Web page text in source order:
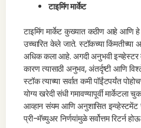
टाइमिंग मार्केट
टाइमिंग मार्केट कुख्यात कठीण आहे आणि
उच्चारित केले जाते. स्टॉकच्या किंमतीच्या
अधिक कला आहे. अगदी अनुभवी
कारण त्यासाठी अनुभव, अंतर्दृष्टी आणि
स्टॉक त्याच्या सर्वात कमी पॉईंटपर्यंत
योग्य खरेदी संधी गमावण्यापूर्वी
आव्हान संयम आणि अनुशासित इन्व्हेस्टमेंट
प्री-मॅच्युअर निर्णयांमुळे सर्वोत्तम रिटर्न